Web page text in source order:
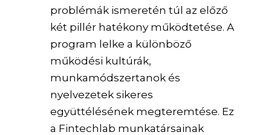
problémák ismeretén túl az előző
két pillér hatékony működtetése. A
program lelke a különböző
működési kultúrák,
munkamódszertanok és
nyelvezetek sikeres
együttélésének megteremtése. Ez
a Fintechlab munkatársainak